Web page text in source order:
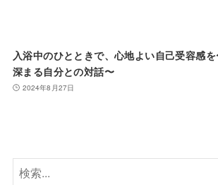
入浴中のひとときで、心地よい自己受容感
深まる自分との対話〜
2024年8月27日